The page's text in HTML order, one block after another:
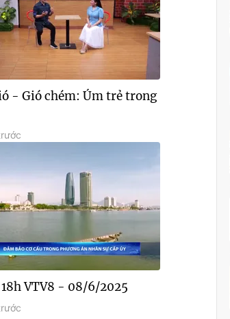
- Gió chém: Úm trẻ trong
VTV8 - 08/6/2025